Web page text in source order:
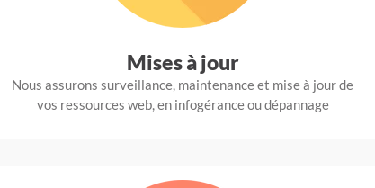
Mises à jour
Nous assurons surveillance, maintenance et mise à jour de
vos ressources web, en infogérance ou dépannage